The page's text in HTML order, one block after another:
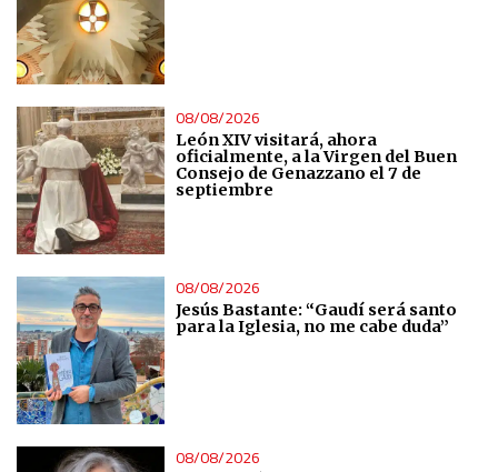
08/08/2026
León XIV visitará, ahora
oficialmente, a la Virgen del Buen
Consejo de Genazzano el 7 de
septiembre
08/08/2026
Jesús Bastante: “Gaudí será santo
para la Iglesia, no me cabe duda”
08/08/2026